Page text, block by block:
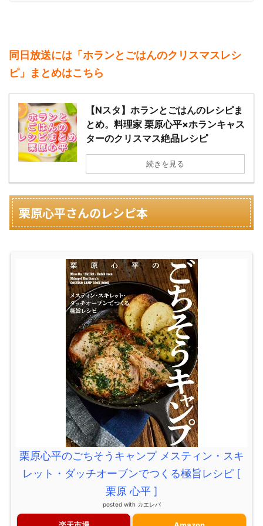
同日放送には「ホランとごはんのクリスマスレシ
ピ」まとめはこちら
【Nスタ】ホランとごはんのレシピま
とめ。料理家 栗原心平×ホランキャス
ターのクリスマス絶品レシピ
続きを見る
栗原心平さんのレシピ本
栗原心平のごちそうキャンプ メスティン・スキ
レット・ダッチオーブンでつくる極旨レシピ [
栗原 心平 ]
posted with カエレバ